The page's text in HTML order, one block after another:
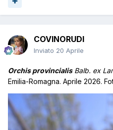
COVINORUDI
Inviato 20 Aprile
Orchis provincialis Balb. ex
Emilia-Romagna. Aprile 2026.